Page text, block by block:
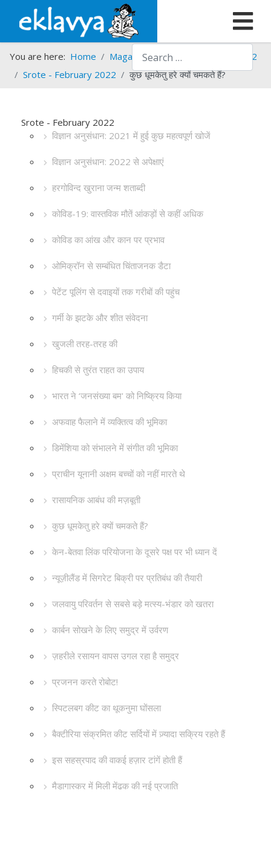
Search
You are here: Home Magazines Srote
Srote - 2022
Srote - February 2022
कुछ धूमकेतु हरे क्यों चमकते हैं?
Srote - February 2022
विज्ञान अनुसंधान: 2021 में हुई कुछ महत्वपूर्ण खोजें
विज्ञान अनुसंधान: 2022 से अपेक्षाएं
हरगोविन्द खुराना जन्म शताब्दी
कोविड-19: वास्तविक मौतें आंकड़ों से कहीं अधिक
कोविड का आंख और कान पर प्रभाव
ओमिक्रॉन से सम्बंधित चिंताजनक डैटा
पेटेंट पूलिंग से दवाइयों तक गरीबों की पहुंच
गर्मी के झटके और शीत संवेदना
खुजली तरह-तरह की
हिचकी से तुरंत राहत का उपाय
भारत ने ‘जनसंख्या बम' को निष्क्रिय किया
अफवाह फैलाने में व्यक्तित्व की भूमिका
डिमेंशिया को संभालने में संगीत की भूमिका
प्राचीन यूनानी अक्षम बच्चों को नहीं मारते थे
रासायनिक आबंध की मज़बूती
कुछ धूमकेतु हरे क्यों चमकते हैं?
केन-बेतवा लिंक परियोजना के दूसरे पक्ष पर भी ध्यान दें
न्यूज़ीलैंड में सिगरेट बिक्री पर प्रतिबंध की तैयारी
जलवायु परिवर्तन से सबसे बड़े मत्स्य-भंडार को खतरा
कार्बन सोखने के लिए समुद्र में उर्वरण
ज़हरीले रसायन वापस उगल रहा है समुद्र
प्रजनन करते रोबोट!
स्पिटलबग कीट का थूकनुमा घोंसला
बैक्टीरिया संक्रमित कीट सर्दियों में ज़्यादा सक्रिय रहते हैं
इस सहस्रपाद की वाकई हज़ार टांगें होती हैं
मैडागास्कर में मिली मेंढक की नई प्रजाति